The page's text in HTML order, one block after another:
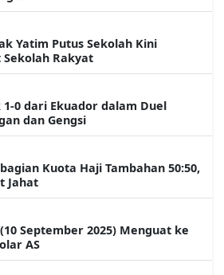
Yatim Putus Sekolah Kini
Rakyat
0 dari Ekuador dalam Duel
dan Gengsi
Kuota Haji Tambahan 50:50,
Jahat
September 2025) Menguat ke
AS